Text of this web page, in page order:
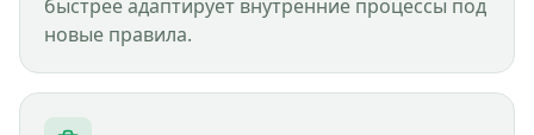
быстрее адаптирует внутренние процессы под
новые правила.